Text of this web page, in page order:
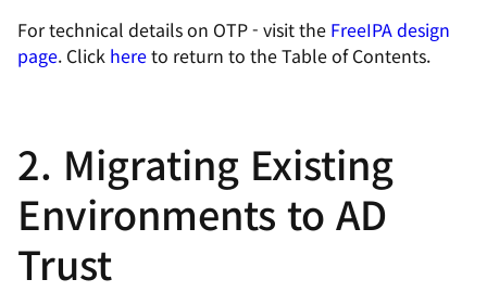
For technical details on OTP - visit the FreeIPA design
page. Click hereto return to the Table of Contents.
2. Migrating Existing
Environments to AD
Trust